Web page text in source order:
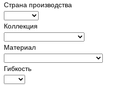
Страна производства
Коллекция
Материал
Гибкость